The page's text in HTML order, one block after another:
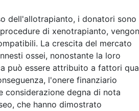
dell'allotrapianto, i donatori sono
di xenotrapianto,
La crescita del mercato
ossei, nonostante la loro
può essere attribuito a fattori
l'onere finanziario
considerazione degna di nota
che hanno dimostrato